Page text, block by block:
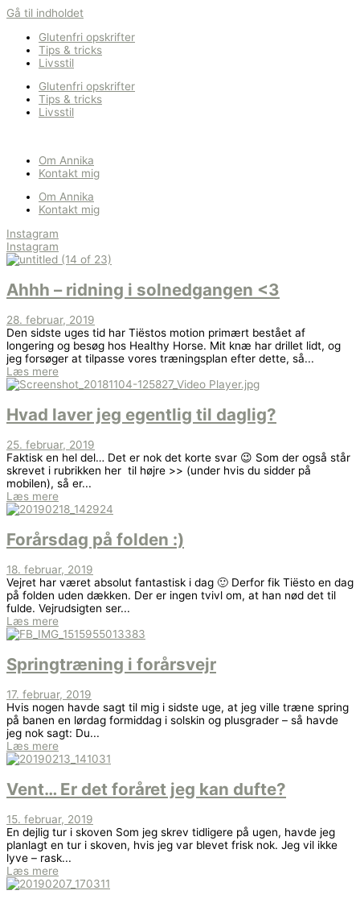
Gå til indholdet
Glutenfri opskrifter
Tips & tricks
Livsstil
Glutenfri opskrifter
Tips & tricks
Livsstil
Om Annika
Kontakt mig
Om Annika
Kontakt mig
Instagram
Instagram
Ahhh – ridning i solnedgangen <3
28. februar, 2019
Den sidste uges tid har Tiëstos motion primært bestået af
longering og besøg hos Healthy Horse. Mit knæ har drillet lidt, og
jeg forsøger at tilpasse vores træningsplan efter dette, så...
Læs mere
Hvad laver jeg egentlig til daglig?
25. februar, 2019
Faktisk en hel del… Det er nok det korte svar 😉 Som der også står
skrevet i rubrikken her til højre >> (under hvis du sidder på
mobilen), så er...
Læs mere
Forårsdag på folden :)
18. februar, 2019
Vejret har været absolut fantastisk i dag 🙂 Derfor fik Tiësto en dag
på folden uden dækken. Der er ingen tvivl om, at han nød det til
fulde. Vejrudsigten ser...
Læs mere
Springtræning i forårsvejr
17. februar, 2019
Hvis nogen havde sagt til mig i sidste uge, at jeg ville træne spring
på banen en lørdag formiddag i solskin og plusgrader – så havde
jeg nok sagt: Du...
Læs mere
Vent… Er det foråret jeg kan dufte?
15. februar, 2019
En dejlig tur i skoven Som jeg skrev tidligere på ugen, havde jeg
planlagt en tur i skoven, hvis jeg var blevet frisk nok. Jeg vil ikke
lyve – rask...
Læs mere